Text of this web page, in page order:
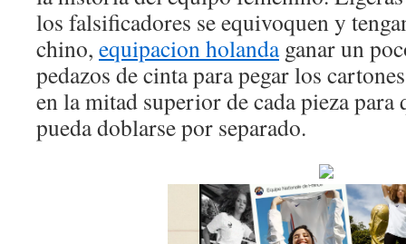
los falsificadores se equivoquen y
chino, equipacion holandaganar un
pedazos de cinta para pegar los
en la mitad superior de cada pieza
pueda doblarse por separado.